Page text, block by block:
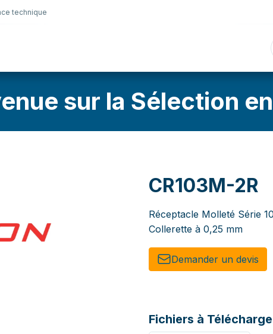
technique
Sélection en
sur la Sélection
CR103M-2R
Réceptacle Molleté Série
Collerette à 0,25 mm
Demander un de​​vis​​
Fichiers à